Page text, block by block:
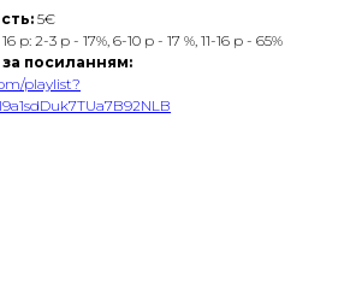
5€
р: 2-3 р - 17%, 6-10 р - 17 %, 11-16 р - 65%
за посиланням:
playlist?